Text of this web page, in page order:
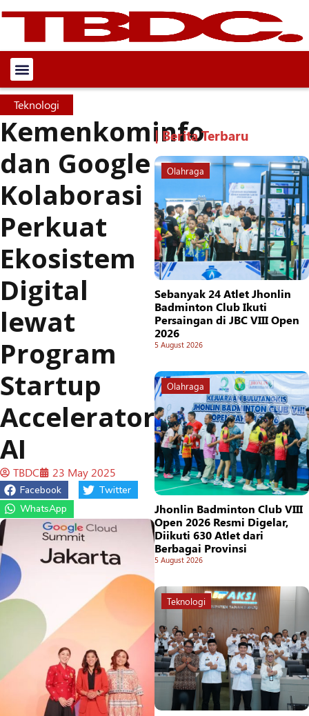
Teknologi
Kemenkominfo
dan Google
Kolaborasi
Perkuat
Ekosistem
Digital
lewat
Program
Startup
Accelerator
AI
TBDC 23 May 2025
Facebook
Twitter
WhatsApp
| Berita Terbaru
Olahraga
Sebanyak 24 Atlet Jhonlin
Badminton Club Ikuti
Persaingan di JBC VIII Open
2026
5 August 2026
Olahraga
Jhonlin Badminton Club VIII
Open 2026 Resmi Digelar,
Diikuti 630 Atlet dari
Berbagai Provinsi
5 August 2026
Teknologi